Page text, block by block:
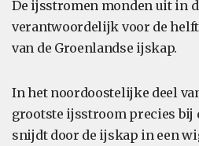
De ijsstromen monden uit in
verantwoordelijk voor de
van de Groenlandse ijskap.
In het noordoostelijke deel
grootste ijsstroom precies bij
snijdt door de ijskap in een